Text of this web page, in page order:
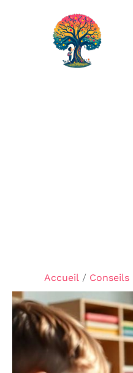
Accueil